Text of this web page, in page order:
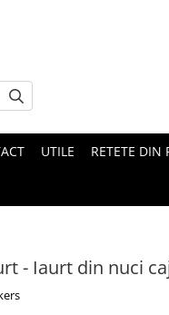
UTILE RETETE DIN
- Iaurt din nuci